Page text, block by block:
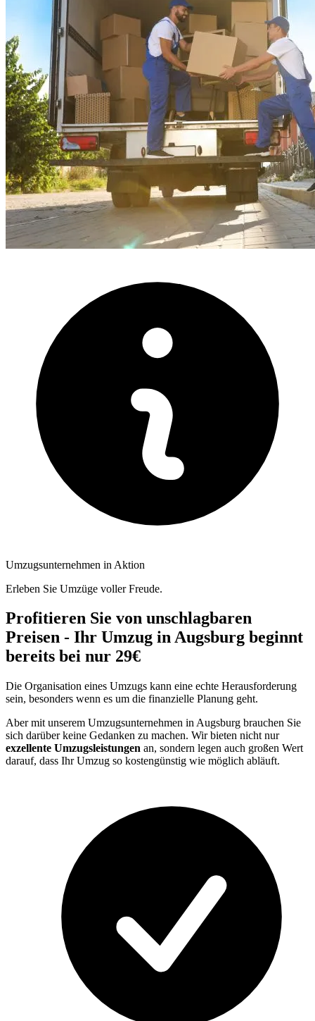
Umzugsunternehmen in Aktion
Erleben Sie Umzüge voller Freude.
Profitieren Sie von unschlagbaren
Preisen - Ihr Umzug in Augsburg beginnt
bereits bei nur 29€
Die Organisation eines Umzugs kann eine echte Herausforderung
sein, besonders wenn es um die finanzielle Planung geht.
Aber mit unserem Umzugsunternehmen in Augsburg brauchen Sie
sich darüber keine Gedanken zu machen. Wir bieten nicht nur
exzellente Umzugsleistungen an, sondern legen auch großen Wert
darauf, dass Ihr Umzug so kostengünstig wie möglich abläuft.